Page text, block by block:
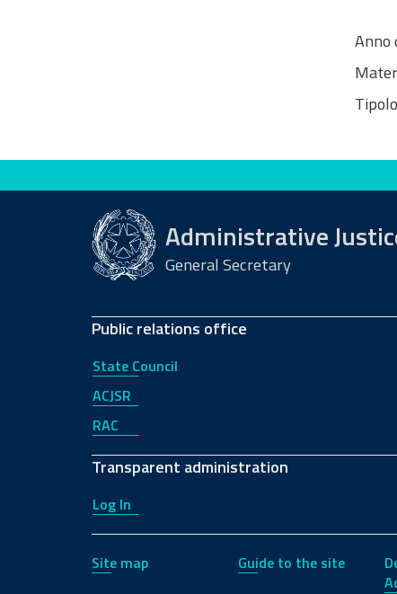
Anno
Evaluate this site
Administrative
General Secretary
Public relations office
State Council
ACJSR
RAC
Transparent administration
Log In
Site map Guide to the site